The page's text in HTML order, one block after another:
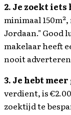
2. Je zoekt
minimaal
Jordaan." Good
makelaar heeft
nooit
3. Je hebt
verdient, is
zoektijd te